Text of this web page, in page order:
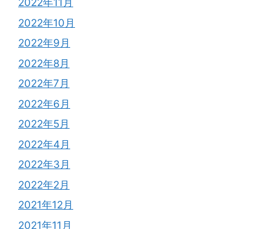
2022年11月
2022年10月
2022年9月
2022年8月
2022年7月
2022年6月
2022年5月
2022年4月
2022年3月
2022年2月
2021年12月
2021年11月